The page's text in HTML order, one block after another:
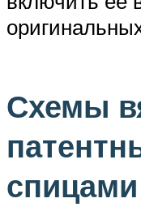
Схемы
спицами